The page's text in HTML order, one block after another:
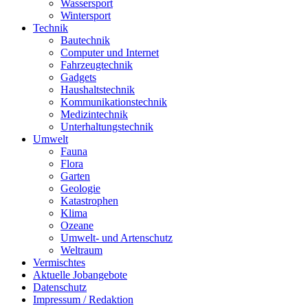
Wassersport
Wintersport
Technik
Bautechnik
Computer und Internet
Fahrzeugtechnik
Gadgets
Haushaltstechnik
Kommunikationstechnik
Medizintechnik
Unterhaltungstechnik
Umwelt
Fauna
Flora
Garten
Geologie
Katastrophen
Klima
Ozeane
Umwelt- und Artenschutz
Weltraum
Vermischtes
Aktuelle Jobangebote
Datenschutz
Impressum / Redaktion